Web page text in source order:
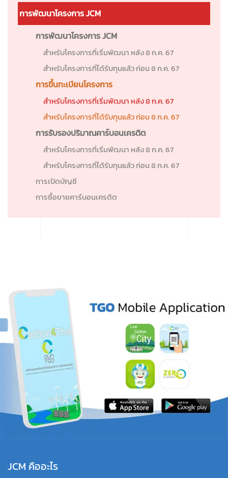
การพัฒนาโครงการ JCM
การพัฒนาโครงการ JCM
สำหรับโครงการที่เริ่มพัฒนา หลัง 8 ก.ค. 67
สำหรับโครงการที่ได้รับทุนแล้ว ก่อน 8 ก.ค. 67
การขึ้นทะเบียนโครงการ
สำหรับโครงการที่เริ่มพัฒนา หลัง 8 ก.ค. 67
สำหรับโครงการที่ได้รับทุนแล้ว ก่อน 8 ก.ค. 67
การรับรองปริมาณคาร์บอนเครดิต
สำหรับโครงการที่เริ่มพัฒนา หลัง 8 ก.ค. 67
สำหรับโครงการที่ได้รับทุนแล้ว ก่อน 8 ก.ค. 67
การเปิดบัญชี
การซื้อขายคาร์บอนเครดิต
JCM คืออะไร